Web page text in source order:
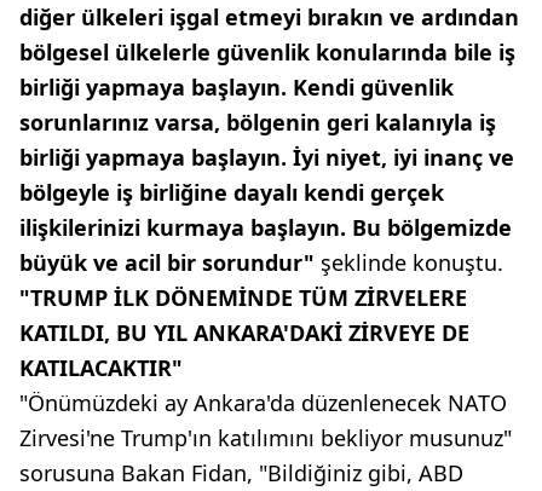
diğer ülkeleri işgal etmeyi bırakın ve ardından
bölgesel ülkelerle güvenlik konularında bile iş
birliği yapmaya başlayın. Kendi güvenlik
sorunlarınız varsa, bölgenin geri kalanıyla iş
birliği yapmaya başlayın. İyi niyet, iyi inanç ve
bölgeyle iş birliğine dayalı kendi gerçek
ilişkilerinizi kurmaya başlayın. Bu bölgemizde
büyük ve acil bir sorundur" şeklinde konuştu.
"TRUMP İLK DÖNEMİNDE TÜM ZİRVELERE
KATILDI, BU YIL ANKARA'DAKİ ZİRVEYE DE
KATILACAKTIR"
"Önümüzdeki ay Ankara'da düzenlenecek NATO
Zirvesi'ne Trump'ın katılımını bekliyor musunuz"
sorusuna Bakan Fidan, "Bildiğiniz gibi, ABD